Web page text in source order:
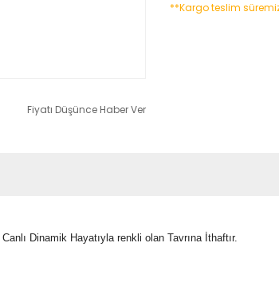
Fiyatı Düşünce Haber Ver
**Kargo teslim
Dinamik Hayatıyla renkli olan Tavrına İthaftır.